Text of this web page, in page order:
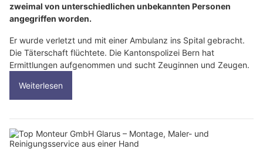
zweimal von unterschiedlichen unbekannten Personen
angegriffen worden.
Er wurde verletzt und mit einer Ambulanz ins Spital gebracht.
Die Täterschaft flüchtete. Die Kantonspolizei Bern hat
Ermittlungen aufgenommen und sucht Zeuginnen und Zeugen.
Weiterlesen